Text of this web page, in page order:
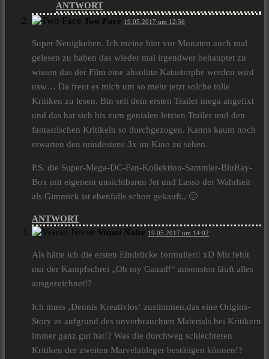
ANTWORT
Two Face 19.05.2017 um 12:56
Super Neuigkeiten. Ich meine hier vor Monaten auch mal
gelesen zu haben das wieder mal irgendwer behauptet zu
wissen das der Film eine absolute Katastrophe werden wird
usw… Da freut es mich um so mehr jetzt solche tolle
Kritiken zu lesen. Bin seit dem ersten Trailer mega angefixt
und das hat sich bis zum genialen letzten Trailer und den
fantastischen Kritikeln so durchgezogen. Kanns kaum noch
erwarten den mindestens 3x im Kino zu sehen.
P.S. die Super-Mega-DC-Fan-Kollektion-Sammler-BluRay-
Box mit eigenem unsichtbaren Jet und Lasso der Wahrheit
als Gimmick ist ebenfalls schon gekauft.. 🙂
ANTWORT
Visual Noise 19.05.2017 um 14:02
Als hätte ich die ersten Eindrücke formuliert! xD Mir fehlt
nur der Kampfschrei „Oh my Gaaad!“ ansonsten läuft alles
ausgezeichnet!?
Ich muss ‚Dennis Kreativlos‘ zustimmen,das eine Origins-
Story es aufgrund des unverbrauchten Materials bei Kritikern
immer ganz gut hat!? Was die durchweg schlechteren
Kritiken der zweiten Marvelableger bestätigen können!?